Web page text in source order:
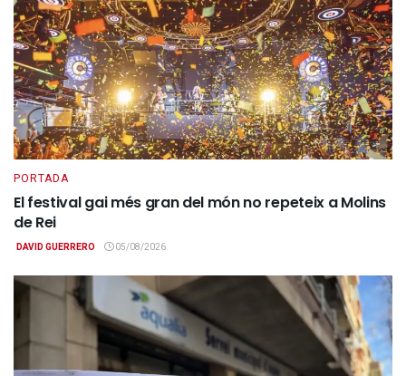
PORTADA
El festival gai més gran del món no repeteix a Molins
de Rei
DAVID GUERRERO 05/08/2026